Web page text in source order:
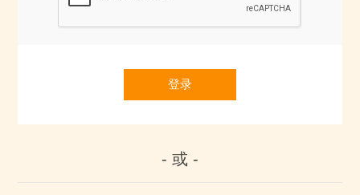
登录
- 或 -